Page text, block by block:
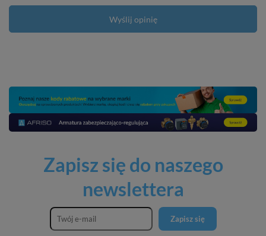
Wyślij opinię
Zapisz się do naszego
newslettera
Zapisz się